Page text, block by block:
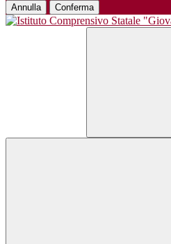
Annulla Conferma